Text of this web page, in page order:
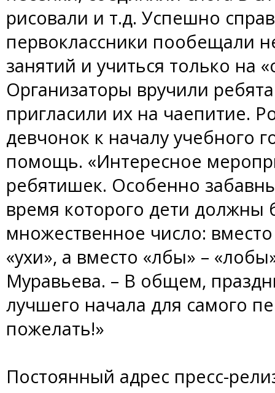
рисовали и т.д. Успешно
первоклассники пообещали
занятий и учиться только на
Организаторы вручили
пригласили их на чаепитие.
девчонок к началу учебного
помощь. «Интересное
ребятишек. Особенно
время которого дети должны
множественное число:
«ухи», а вместо «лбы» –
Муравьева. – В общем,
лучшего начала для самого
пожелать!»
Постоянный адрес пресс-